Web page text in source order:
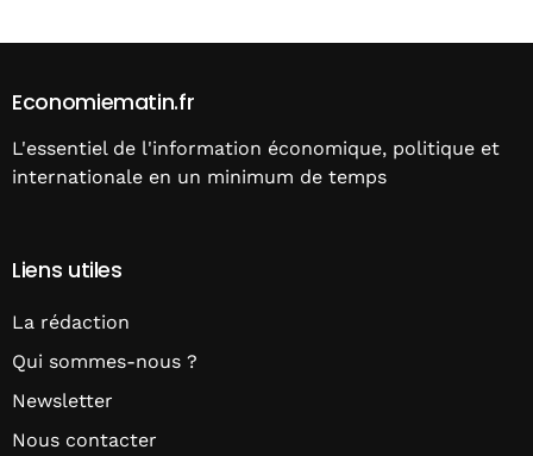
Economiematin.fr
L'essentiel de l'information économique, politique et
internationale en un minimum de temps
Liens utiles
La rédaction
Qui sommes-nous ?
Newsletter
Nous contacter